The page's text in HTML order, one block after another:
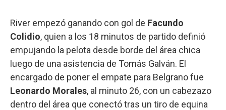
River empezó ganando con gol de Facundo
Colidio, quien a los 18 minutos de partido definió
empujando la pelota desde borde del área chica
luego de una asistencia de Tomás Galván. El
encargado de poner el empate para Belgrano fue
Leonardo Morales, al minuto 26, con un cabezazo
dentro del área que conectó tras un tiro de equina